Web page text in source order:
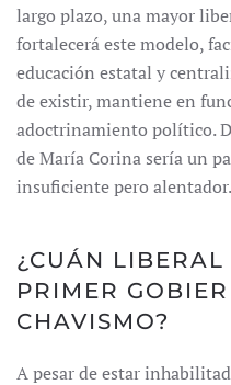
largo plazo, una mayor
fortalecerá este modelo,
educación estatal y
de existir, mantiene en
adoctrinamiento político.
de María Corina sería un
insuficiente pero alentador.
¿CUÁN LIBERAL
PRIMER
CHAVISMO?
A pesar de estar